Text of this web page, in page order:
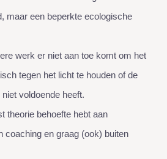
maar een beperkte ecologische
werk er niet aan toe komt om het
tegen het licht te houden of de
voldoende heeft.
theorie behoefte hebt aan
coaching en graag (ook) buiten